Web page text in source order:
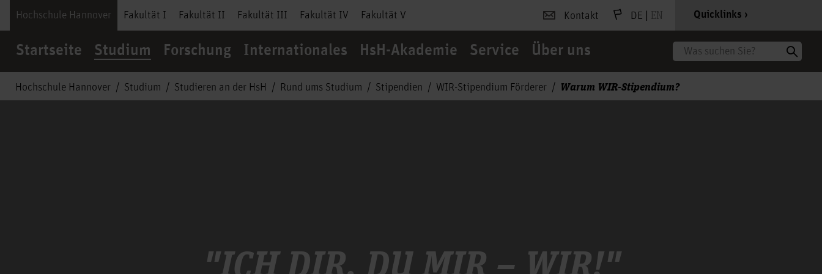
Hochschule Hannover Fakultät I Fakultät II Fakultät III Fakultät IV Fakultät V Kontakt DE | EN Quicklinks
Startseite Studium Forschung Internationales HsH-Akademie Service Über uns Suche
Hochschule Hannover Studium Studieren an der HsH Rund ums Studium Stipendien WIR-Stipendium Förderer Warum WIR-Stipendium?
"ICH DIR, DU MIR – WIR!"